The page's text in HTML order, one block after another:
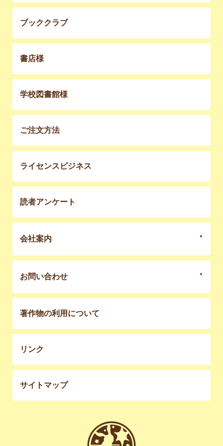
ブッククラブ
書店様
学校図書館様
ご注文方法
ライセンスビジネス
読者アンケート
会社案内
お問い合わせ
著作物の利用について
リンク
サイトマップ